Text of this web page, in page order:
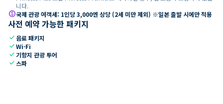
니다.
paid국제 관광 여객세: 1인당 3,000엔 상당 (2세 미만 제외) ※일본 출발 시에만 적용
사전 예약 가능한 패키지
check 음료 패키지
checkWi-Fi
check 기항지 관광 투어
check 스파